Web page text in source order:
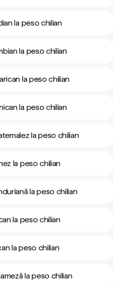
la peso chilian
la peso chilian
la peso chilian
la peso chilian
la peso chilian
la peso chilian
la peso chilian
la peso chilian
la peso chilian
la peso chilian